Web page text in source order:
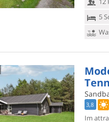
5
3,8
Im